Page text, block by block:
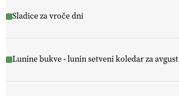
Sladice za vroče dni
Lunine bukve - lunin setveni koledar za avgust